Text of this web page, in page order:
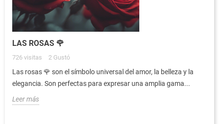
LAS ROSAS 🌹
726 visitas 2 Gustó
Las rosas 🌹 son el símbolo universal del amor, la belleza y la
elegancia. Son perfectas para expresar una amplia gama...
Leer más